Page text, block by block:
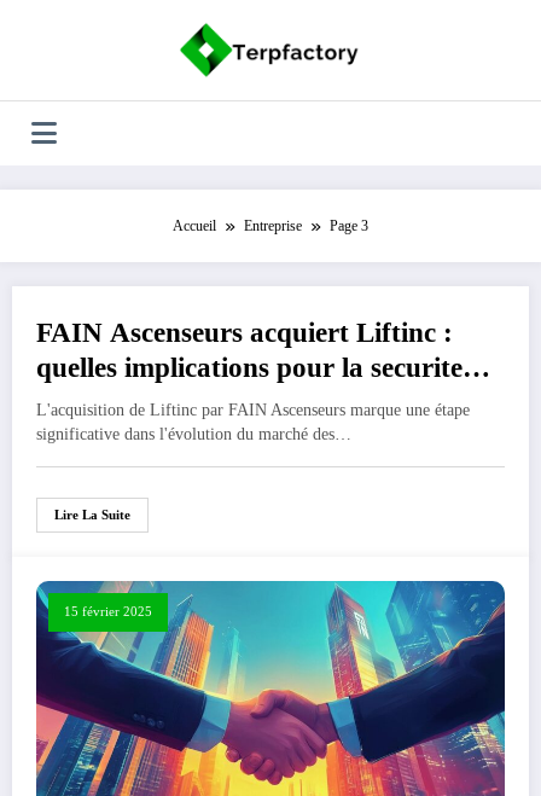
Accueil Entreprise Page 3
15 février 2025
FAIN Ascenseurs acquiert Liftinc :
quelles implications pour la securite
des installations ?
L'acquisition de Liftinc par FAIN Ascenseurs marque une étape
significative dans l'évolution du marché des…
Lire La Suite
15 février 2025